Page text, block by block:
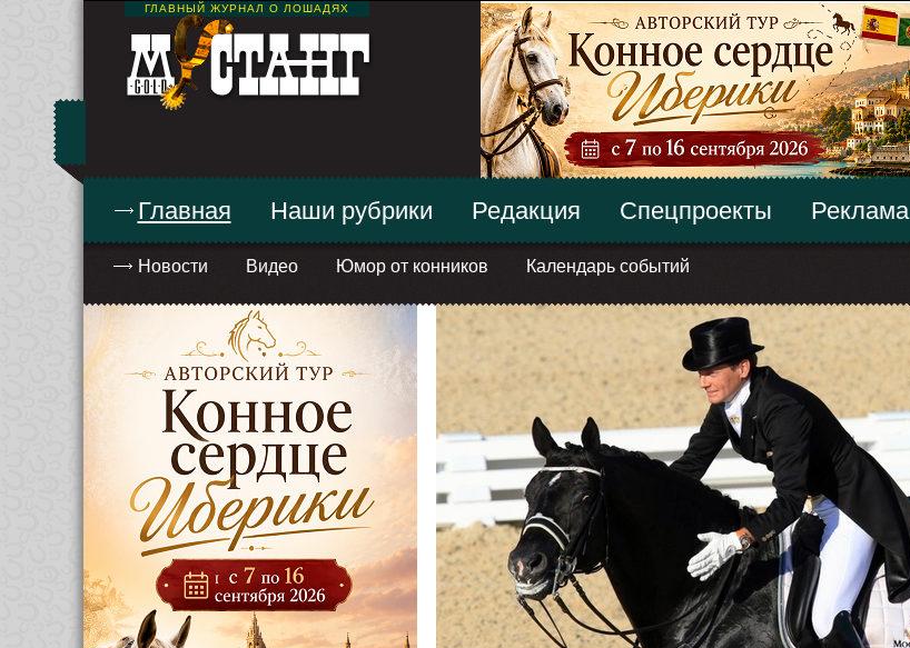
ГЛАВНЫЙ ЖУРНАЛ О ЛОШАДЯХ
Главная
Новости Видео Юмор от конников Календарь событий
Наши рубрики Редакция Спецпроекты Реклама